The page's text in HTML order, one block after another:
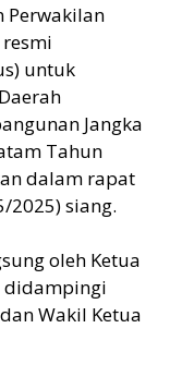
Perwakilan
resmi
untuk
Jangka
Tahun
dalam rapat
2025) siang.
oleh Ketua
didampingi
Wakil Ketua